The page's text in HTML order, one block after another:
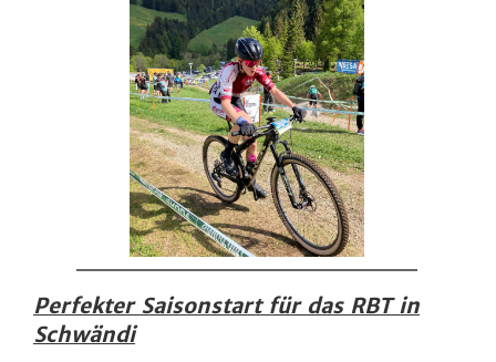
Perfekter Saisonstart für das RBT in
Schwändi